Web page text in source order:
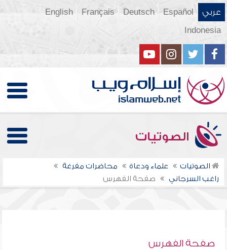
عربي Español
Deutsch
Français
English
Indonesia
الصوتيات
الصوتيات علماء ودعاة
محاضرات مفرغة
راغب السرجاني
صفحة الفهرس
صفحة الفهرس